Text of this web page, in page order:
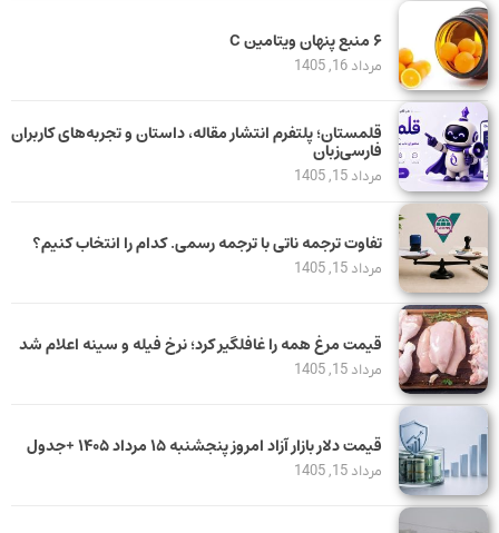
۶ منبع پنهان ویتامین C
مرداد 16, 1405
قلمستان؛ پلتفرم انتشار مقاله، داستان و تجربه‌های کاربران
فارسی‌زبان
مرداد 15, 1405
تفاوت ترجمه ناتی با ترجمه رسمی. کدام را انتخاب کنیم؟
مرداد 15, 1405
قیمت مرغ همه را غافلگیر کرد؛ نرخ فیله و سینه اعلام شد
مرداد 15, 1405
قیمت دلار بازار آزاد امروز پنجشنبه ۱۵ مرداد ۱۴۰۵ +جدول
مرداد 15, 1405